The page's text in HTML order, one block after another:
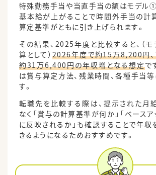
特殊勤務手当や当直手当の額はモデル①
基本給が上がることで時間外手当の計
算定基準がともに引き上げられます。
その結果、2025年度と比較すると、（
算として） 2026年度で約15万8,200円
約31万6,400円の年収増となる想定で
は賞与算定方法、残業時間、各種手当等
す。
転職先を比較する際は、提示された月
なく「賞与の計算基準が何か」「ベース
に反映されるか」も確認することで年
きるようになるためおすすめです。